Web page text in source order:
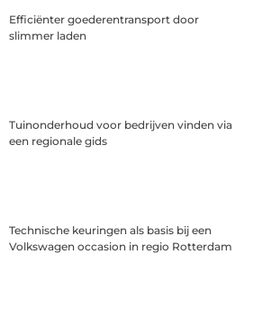
Efficiënter goederentransport door
slimmer laden
Tuinonderhoud voor bedrijven vinden via
een regionale gids
Technische keuringen als basis bij een
Volkswagen occasion in regio Rotterdam